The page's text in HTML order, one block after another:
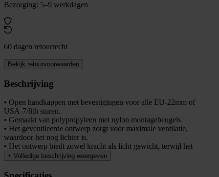
Bezorging: 5–9 werkdagen
60 dagen retourrecht
Bekijk retourvoorwaarden
Beschrijving
• Open handkappen met bevestigingen voor alle EU-22mm of
USA-7/8th sturen.
• Gemaakt van polypropyleen met nylon montagebeugels.
• Het geventileerde ontwerp zorgt voor maximale ventilatie,
waardoor het nog lichter is.
• Het ontwerp biedt zowel kracht als licht gewicht, terwijl het
+ Volledige beschrijving weergeven